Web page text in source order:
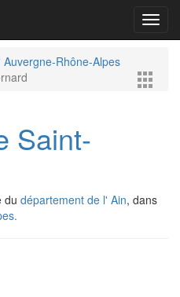
Auvergne-Rhône-Alpes
Saint-
du département de l' Ain, dans